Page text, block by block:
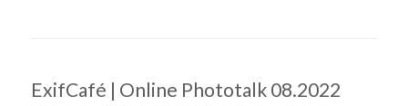
ExifCafé | Online Phototalk 08.2022